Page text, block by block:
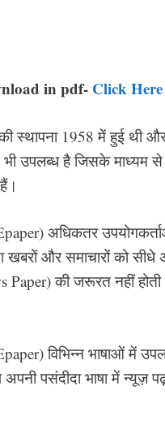
in pdf- Click Here
स्थापना 1958 में हुई थी
उपलब्ध है जिसके माध्यम
अधिकतर
और समाचारों को
Paper) की जरूरत नहीं
विभिन्न भाषाओं में
पसंदीदा भाषा में न्यूज़